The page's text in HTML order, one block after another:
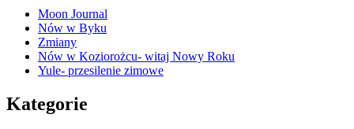
Moon Journal
Nów w Byku
Zmiany
Nów w Koziorożcu- witaj Nowy Roku
Yule- przesilenie zimowe
Kategorie